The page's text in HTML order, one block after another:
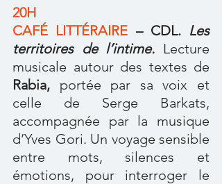
20H
CAFÉ LITTÉRAIRE – CDL. Les
territoires de l’intime. Lecture
Rabia, portée par sa voix et
celle de Serge Barkats,
accompagnée par la musique
d’Yves Gori. Un voyage sensible
entre mots, silences et
émotions, pour interroger le